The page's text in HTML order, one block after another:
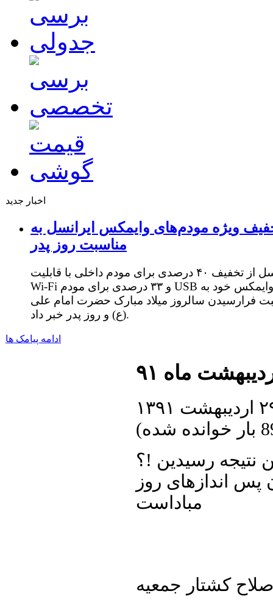
اخبار جدید
ویژه مودم‌های وایمکس ایرانسل به
مناسبت روز پدر
ایرانسل از تخفیف ۴۰ درصدی برای مودم داخلی با قابلیت
Wi-Fi و ۳۳ درصدی برای مودم USB وایمکس خود به
فرارسیدن سالروز میلاد مبارک حضرت امام علی
(ع) و روز پدر خبر داد.
ادامه پیامک ها
ماه ۹۱
شده
)
نتیجه رسیدین !؟
پس اندازهای روز
مباداست
کشتار جمعیه